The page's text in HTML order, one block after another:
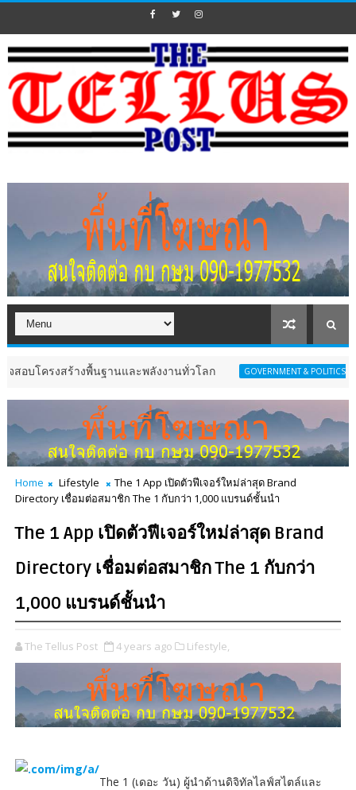
งสร้างพื้นฐานและพลังงานทั่วโลก GOVERNMENT & POLITICS สคส. ชี้ป
Home Lifestyle
The 1 App เปิดตัวฟีเจอร์ใหม่ล่าสุด Brand
Directory เชื่อมต่อสมาชิก The 1 กับกว่า 1,000 แบรนด์ชั้นนำ
The 1 App เปิดตัวฟีเจอร์ใหม่ล่าสุด Brand
Directory เชื่อมต่อสมาชิก The 1 กับกว่า
1,000 แบรนด์ชั้นนำ
The Tellus Post 4 years ago Lifestyle,
The 1 (เดอะ วัน) ผู้นำด้านดิจิทัลไลฟ์สไตล์และ